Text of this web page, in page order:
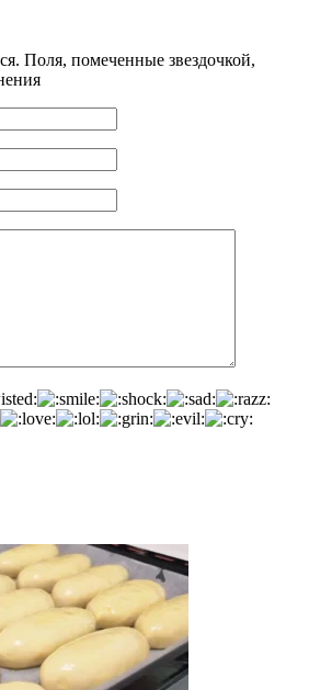
Поля, помеченные звездочкой,